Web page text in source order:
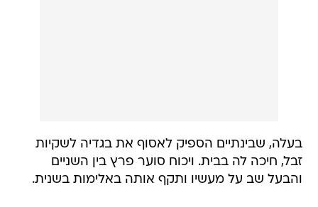
בעלה, שבינתיים הספיק לאסוף את בגדיה לשקיות
זבל, חיכה לה בבית. ויכוח סוער פרץ בין השניים
והבעל שב על מעשיו ותקף אותה באלימות בשנית.